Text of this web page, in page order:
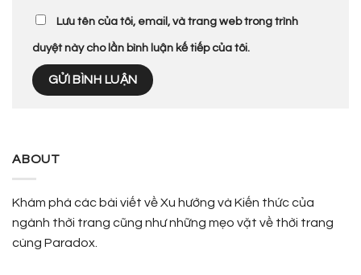
Lưu tên của tôi, email, và trang web trong trình
duyệt này cho lần bình luận kế tiếp của tôi.
ABOUT
Khám phá các bài viết về Xu hướng và Kiến thức của
ngành thời trang cũng như những mẹo vặt về thời trang
cùng Paradox.